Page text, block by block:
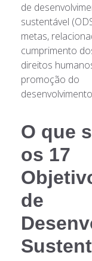
de
sustentável
metas,
cumprimento
direitos
promoção do
O que
os 17
de